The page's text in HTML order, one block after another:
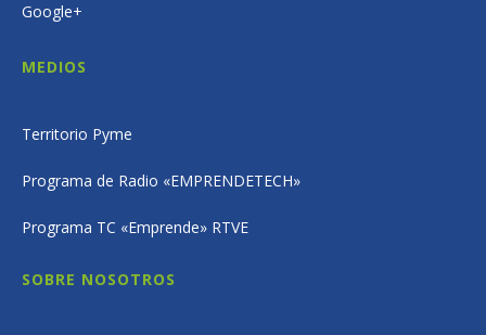
Google+
MEDIOS
Territorio Pyme
Programa de Radio «EMPRENDETECH»
Programa TC «Emprende» RTVE
SOBRE NOSOTROS